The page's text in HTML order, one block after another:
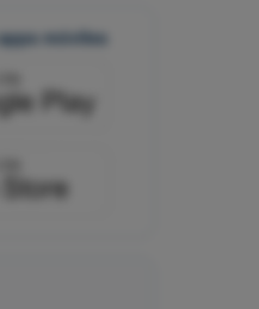
móviles